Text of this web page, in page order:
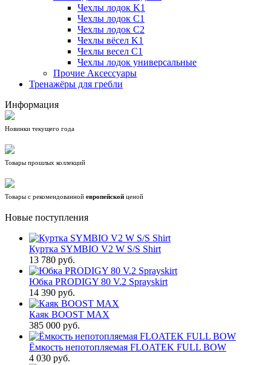
Чехлы лодок K1
Чехлы лодок C1
Чехлы лодок C2
Чехлы вёсел K1
Чехлы весел C1
Чехлы лодок универсальные
Прочие Аксессуары
Тренажёры для гребли
Информация
Новинки текущего года
Товары прошлых коллекций
Товары с рекомендованной европейской ценой
Новые поступления
Куртка SYMBIO V2 W S/S Shirt
13 780 руб.
Юбка PRODIGY 80 V.2 Sprayskirt
14 390 руб.
Каяк BOOST MAX
385 000 руб.
Ёмкость непотопляемая FLOATEK FULL BOW
4 030 руб.